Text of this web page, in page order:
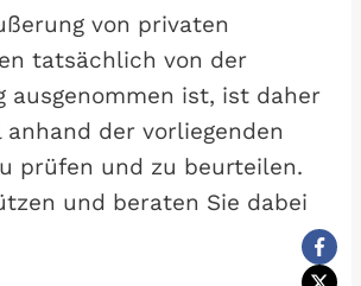
von privaten
tatsächlich von der
ausgenommen ist, ist daher
der vorliegenden
prüfen und zu beurteilen.
und beraten Sie dabei